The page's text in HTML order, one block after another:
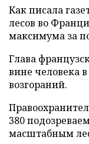
Как писала
лесов во
максимума за
Глава
вине человека
возгораний.
380
масштабным